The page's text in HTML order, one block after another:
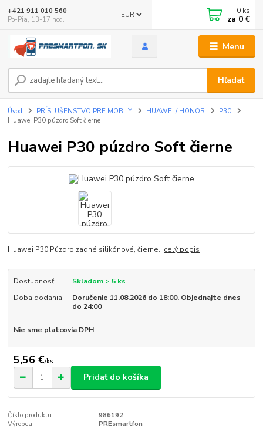
Menu
EUR
Hľadať
+421 911 010 560
Po-Pia, 13-17 hod.
0 ks
za 0 €
Úvod PRÍSLUŠENSTVO PRE MOBILY HUAWEI / HONOR
P30
Huawei P30 púzdro Soft čierne
Huawei P30 púzdro Soft čierne
Huawei P30 Púzdro zadné silikónové, čierne. celý popis
Dostupnosť
Skladom > 5 ks
Doba dodania
Doručenie 11.08.2026 do 18:00. Objednajte dnes
do 24:00
Nie sme platcovia DPH
5,56 €/ks
Pridať do košíka
Číslo produktu:
986192
Výrobca:
PREsmartfon